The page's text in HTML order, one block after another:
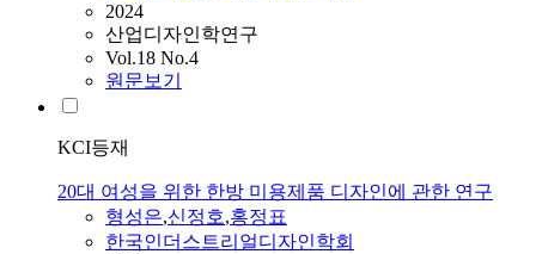
2024
산업디자인학연구
Vol.18 No.4
원문보기
KCI등재
20대 여성을 위한 한방 미용제품 디자인에 관한 연구
형성은,신정호,홍정표
한국인더스트리얼디자인학회